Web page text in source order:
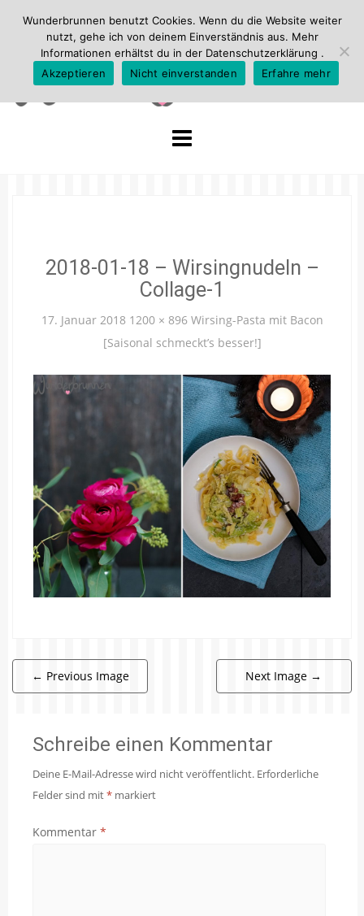
2018-01-18 – Wirsingnudeln –
Collage-1
17. Januar 2018 1200 × 896 Wirsing-Pasta mit Bacon
[Saisonal schmeckt’s besser!]
← Previous Image Next Image →
Schreibe einen Kommentar
Deine E-Mail-Adresse wird nicht veröffentlicht. Erforderliche
Felder sind mit* markiert
Kommentar *
Wunderbrunnen benutzt Cookies. Wenn du die Website weiter
nutzt, gehe ich von deinem Einverständnis aus. Mehr
Informationen erhältst du in der Datenschutzerklärung .
Akzeptieren
Nicht einverstanden Erfahre mehr